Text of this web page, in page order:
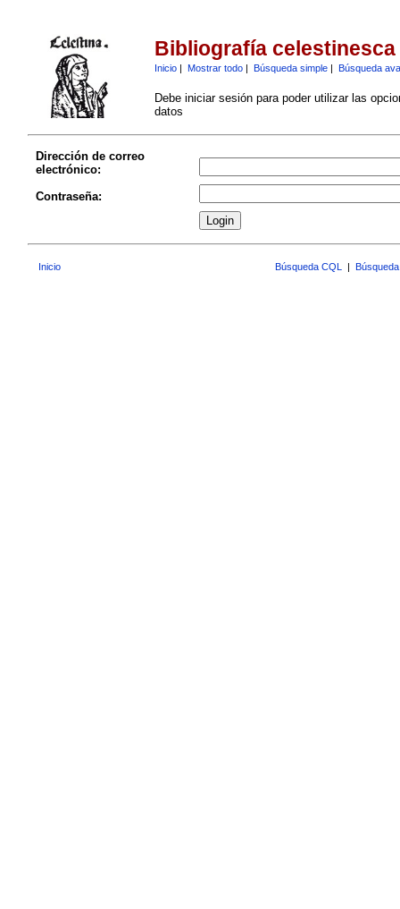
Bibliografía celestinesca
Inicio| Mostrar todo| Búsqueda simple| Búsqueda
Debe iniciar sesión para poder utilizar las
datos
Dirección de correo
electrónico:
Contraseña:
Inicio Búsqueda CQL |